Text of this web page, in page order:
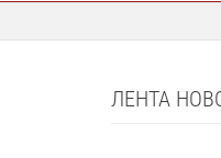
ЛЕНТА